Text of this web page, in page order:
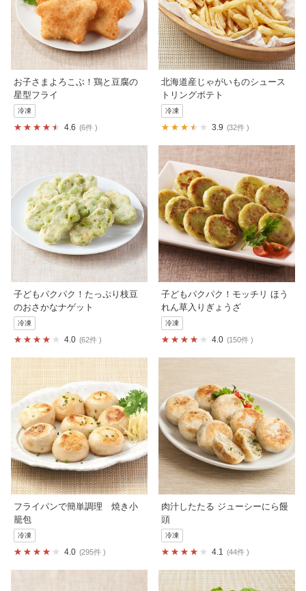
お子さまよろこぶ！鶏と豆腐の
星型フライ
冷凍
4.6 6件
北海道産じゃがいものシュース
トリングポテト
冷凍
3.9 32件
子どもパクパク！たっぷり枝豆
のおさかなナゲット
冷凍
4.0 62件
子どもパクパク！モッチリ ほう
れん草入りぎょうざ
冷凍
4.0 150件
フライパンで簡単調理 焼き小
籠包
冷凍
4.0 295件
肉汁したたる ジューシーにら饅
頭
冷凍
4.1 44件